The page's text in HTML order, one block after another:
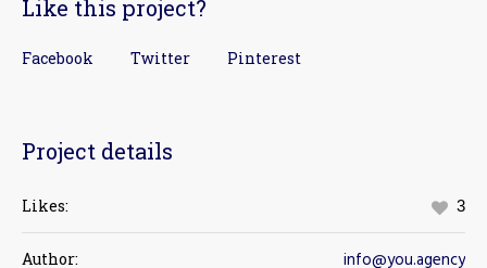
Like this project?
Facebook Twitter Pinterest
Project details
Likes: 3
Author: info@you.agency